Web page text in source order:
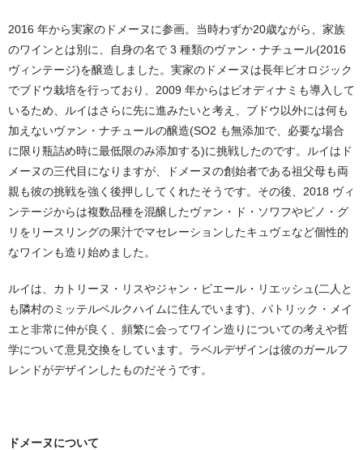
2016 年から実家のドメーヌに参画。当時わずか20歳ながら、家族
のワインとは別に、自身の名で 3 種類のヴァン・ナチュール(2016
ヴィンテージ)を醸造しました。実家のドメーヌは長年ビオロジック
でブドウ栽培を行っており、2009 年からはビオディナミも導入して
いるため、ルイはさらに先に進みたいと考え、ブドウ以外には何も
加えないヴァン・ナチュールの醸造(SO2 も無添加で、必要な場合
に限り瓶詰め時に最低限のみ添加する)に挑戦したのです。ルイはド
メーヌの三代目になりますが、ドメーヌの創始者である祖父母も両
親も彼の挑戦を強く後押ししてくれたそうです。その後、2018 ヴィ
ンテージからは複数品種を混醸したヴァン・ド・ソワフやピノ・グ
リをリースリングの果汁でマセレーションしたキュヴェなど個性的
なワインも造り始めました。
ルイは、カトリーヌ・リスやジャン・ピエール・リエッシュ(二人と
も隣村のミッテルベルクハイムに住んでいます)、パトリック・メイ
エと非常に仲が良く、頻繁に会ってワイン造りについての考えや哲
学について意見交換をしています。ラベルデザインは彼のガールフ
レンドがデザインしたものだそうです。
ドメーヌについて